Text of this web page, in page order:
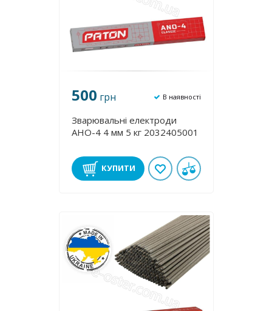
500 грн В наявності
Зварювальні електроди
АНО-4 4 мм 5 кг 2032405001
КУПИТИ